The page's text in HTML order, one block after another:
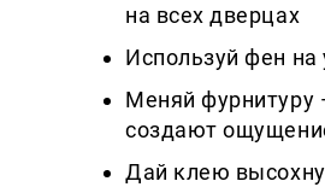
на всех дверцах
Используй фен на
Меняй фурнитуру
создают
Дай клею